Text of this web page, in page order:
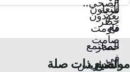
مواضيع ذات صلة